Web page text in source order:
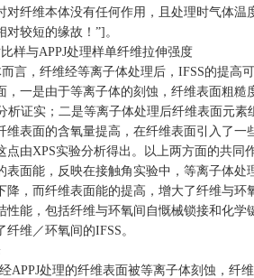
对纤维本体没有任何作用，且处理时气体温
对较短的缘故！”]。
样与APPJ处理样单纤维拉伸强度
言，纤维经等离子体处理后，IFSS的提高
，一是由于等离子体的刻蚀，纤维表面粗糙
析证实；二是等离子体处理后纤维表面元素
维表面的含氧量提高，在纤维表面引入了一
点由XPS实验分析得出。以上两方面的共同
表面能，反映在接触角实验中，等离子体处
降，而纤维表面能的提高，增大了纤维与环
性能，包括纤维与环氧间自慨械锁接和化学
纤维／环氧间的IFSS。
APPJ处理的纤维表面被等离子体刻蚀，纤